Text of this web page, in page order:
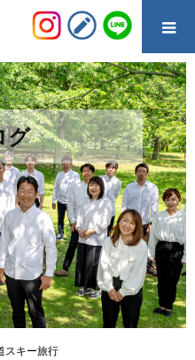
グ
スキー旅行